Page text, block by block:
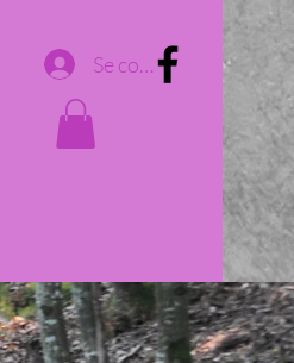
Se connecter